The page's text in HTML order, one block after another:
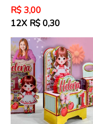
Preço
normal
R$ 3,00
12X R$ 0,30